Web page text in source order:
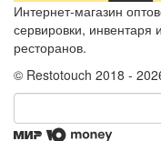
Интернет-магазин
сервировки,
ресторанов.
© Restotouch 2018 -